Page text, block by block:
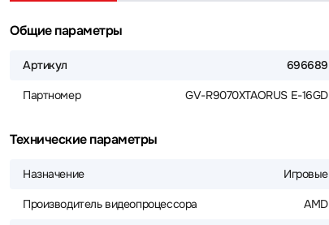
Общие параметры
Артикул 696689
Партномер GV-R9070XTAORUS E-16GD
Технические параметры
Назначение Игровые
Производитель видеопроцессора AMD